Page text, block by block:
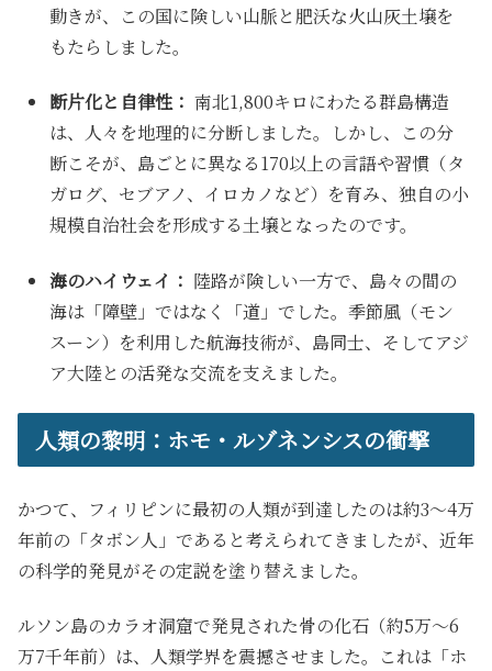
動きが、この国に険しい山脈と肥沃な火山灰土壌を
もたらしました。
断片化と自律性： 南北1,800キロにわたる群島構造
は、人々を地理的に分断しました。しかし、この分
断こそが、島ごとに異なる170以上の言語や習慣（タ
ガログ、セブアノ、イロカノなど）を育み、独自の小
規模自治社会を形成する土壌となったのです。
海のハイウェイ： 陸路が険しい一方で、島々の間の
海は「障壁」ではなく「道」でした。季節風（モン
スーン）を利用した航海技術が、島同士、そしてアジ
ア大陸との活発な交流を支えました。
人類の黎明：ホモ・ルゾネンシスの衝撃
かつて、フィリピンに最初の人類が到達したのは約3〜4万
年前の「タボン人」であると考えられてきましたが、近年
の科学的発見がその定説を塗り替えました。
ルソン島のカラオ洞窟で発見された骨の化石（約5万〜6
万7千年前）は、人類学界を震撼させました。これは「ホ